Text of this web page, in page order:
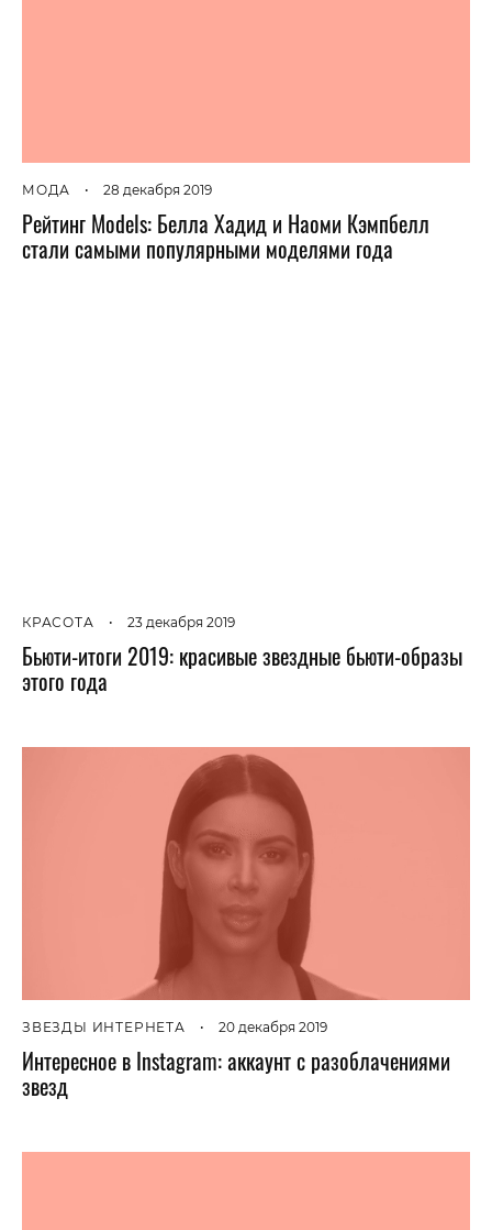
МОДА • 28 декабря 2019
Рейтинг Models: Белла Хадид и Наоми Кэмпбелл
стали самыми популярными моделями года
КРАСОТА • 23 декабря 2019
Бьюти-итоги 2019: красивые звездные бьюти-образы
этого года
ЗВЕЗДЫ ИНТЕРНЕТА • 20 декабря 2019
Интересное в Instagram: аккаунт с разоблачениями
звезд